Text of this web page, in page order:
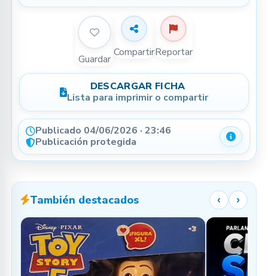
Guardar
CompartirReportar
DESCARGAR FICHA
Lista para imprimir o compartir
Publicado 04/06/2026 · 23:46
Publicación protegida
También destacados ‹ ›